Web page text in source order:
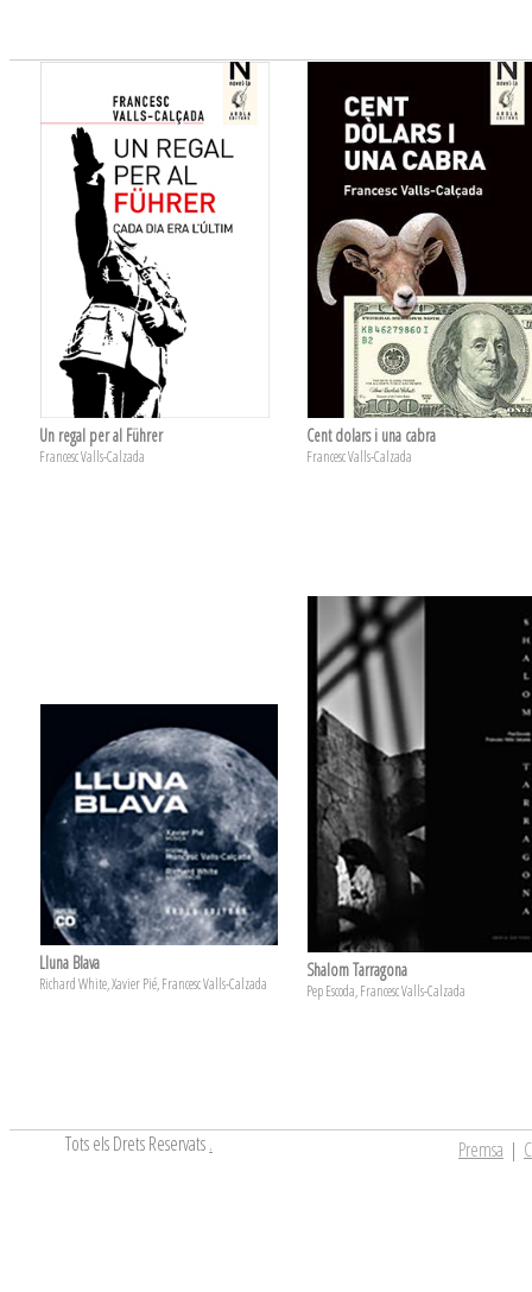
Un regal per al Führer
Francesc Valls-Calzada
Cent dolars i una cabra
Francesc Valls-Calzada
Lluna Blava
Richard White, Xavier Pié, Francesc Valls-Calzada
Shalom Tarragona
Pep Escoda, Francesc Valls-Calzada
Tots els Drets Reservats. Premsa |